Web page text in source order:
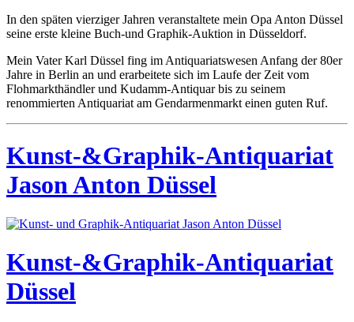
In den späten vierziger Jahren veranstaltete mein Opa Anton Düssel
seine erste kleine Buch-und Graphik-Auktion in Düsseldorf.
Mein Vater Karl Düssel fing im Antiquariatswesen Anfang der 80er
Jahre in Berlin an und erarbeitete sich im Laufe der Zeit vom
Flohmarkthändler und Kudamm-Antiquar bis zu seinem
renommierten Antiquariat am Gendarmenmarkt einen guten Ruf.
Kunst-&Graphik-Antiquariat
Jason Anton Düssel
Kunst-&Graphik-Antiquariat
Düssel